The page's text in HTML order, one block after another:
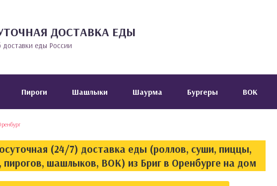
ДОСТАВКА ЕДЫ
доставки еды России
Пироги Шашлыки Шаурма Бургеры ВОК
(24/7) доставка еды (роллов, суши, пиццы,
шашлыков, ВОК) из Бриг в Оренбурге на дом